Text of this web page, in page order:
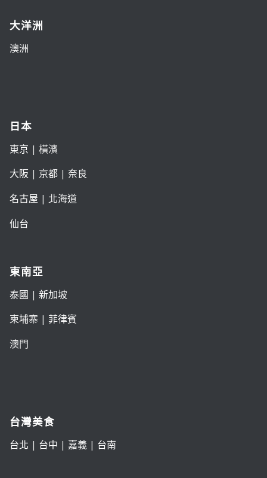
大洋洲
澳洲
日本
東京 | 橫濱
大阪 | 京都| 奈良
名古屋 | 北海道
仙台
東南亞
泰國 | 新加坡
柬埔寨 | 菲律賓
澳門
台灣美食
台北 | 台中 | 嘉義| 台南